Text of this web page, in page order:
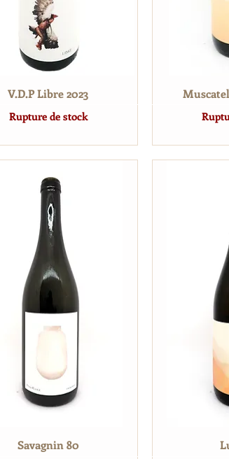
V.D.P Libre 2023
Rupture de stock
Savagnin 80